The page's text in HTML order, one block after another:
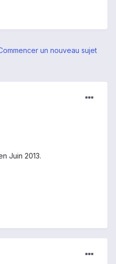
un nouveau sujet
Juin 2013.